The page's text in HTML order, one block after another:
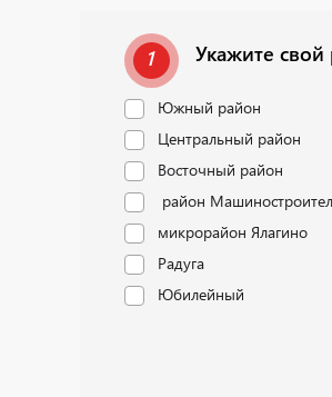
1 Укажите свой
Южный район
Центральный район
Восточный район
район
микрорайон Ялагино
Радуга
Юбилейный